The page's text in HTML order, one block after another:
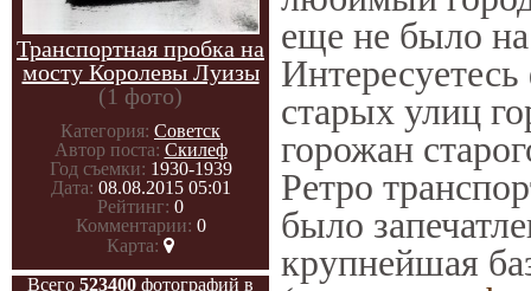
Транспортная пробка на
мосту Королевы Луизы
(1 фото)
Категория: Советск
Автор поста: Скилеф
Год съемки: 1930-1939
Дата: 08.08.2015 05:01
Рейтинг: 0
Комментарии: 0
Карта:
Всего 523400 фотографий в
еще не было на
Интересуетесь
старых улиц
горожан
Ретро
было
крупнейшая